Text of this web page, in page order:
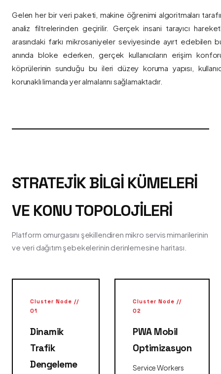
Gelen her bir veri paketi, makine öğrenimi algoritmaları
analiz filtrelerinden geçirilir. Gerçek insani tarayıcı
arasındaki farkı mikrosaniyeler seviyesinde ayırt edebilen
anında bloke ederken, gerçek kullanıcıların erişim
köprülerinin sunduğu bu ileri düzey koruma yapısı,
korunaklı limanda yer almalarını sağlamaktadır.
STRATEJIK BILGI KÜMELERI
VE KONU TOPOLOJILERI
Platform omurgasını şekillendiren mikro servis mimarilerinin
ve veri dağıtım şebekelerinin derinlemesine haritası.
Cluster Node //
01
Dinamik
Trafik
Dengeleme
Cluster Node //
02
PWA Mobil
Optimizasyon
Service Workers